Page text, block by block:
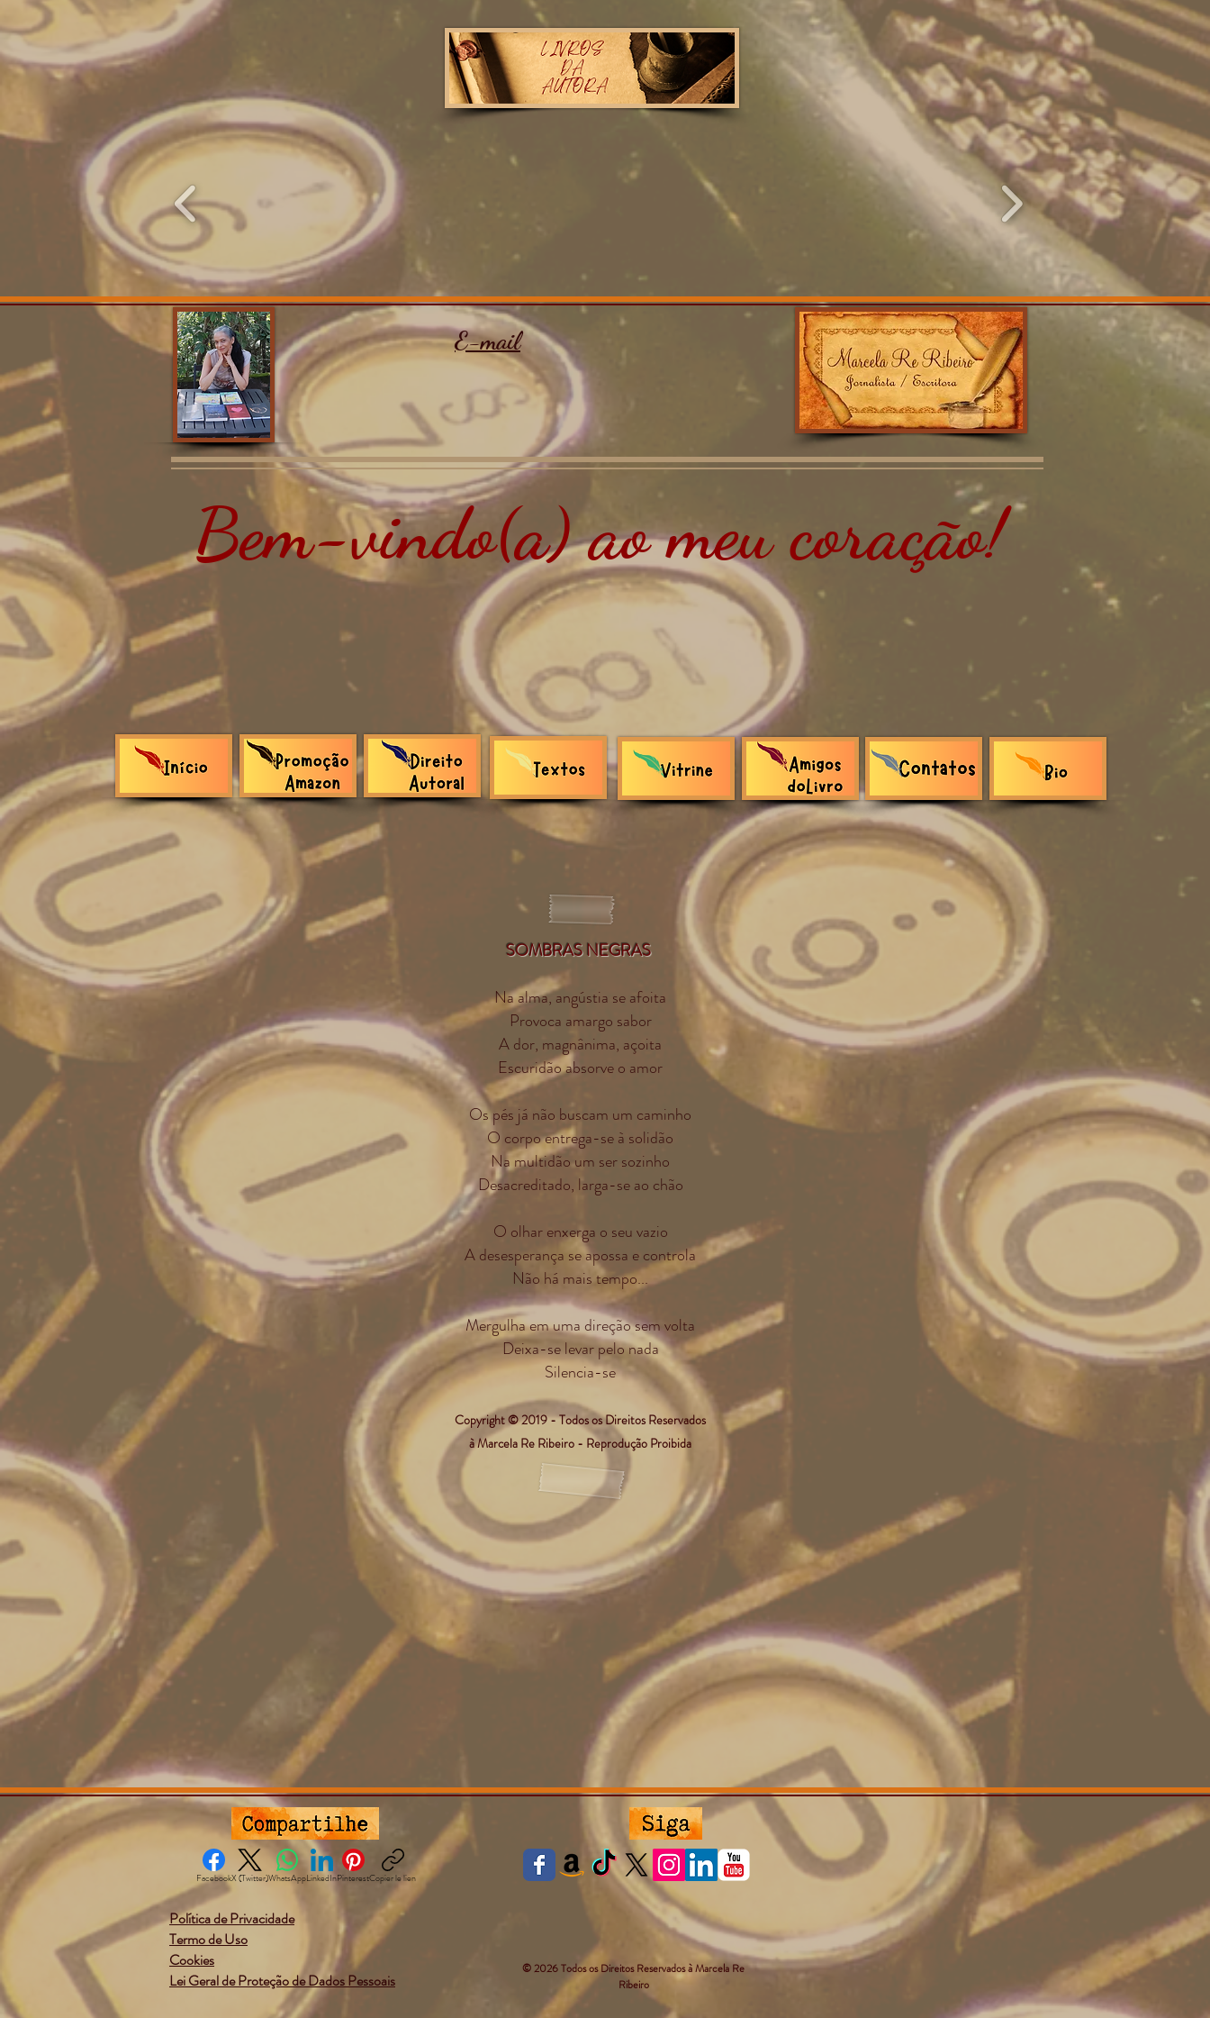
E-mail
Bem-vindo(a) ao meu coração!
SOMBRAS NEGRAS
Na alma, angústia se afoita
Provoca amargo sabor
A dor, magnânima, açoita
Escuridão absorve o amor
Os pés já não buscam um caminho
O corpo entrega-se à solidão
Na multidão um ser sozinho
Desacreditado, larga-se ao chão
O olhar enxerga o seu vazio
A desesperança se apossa e controla
Não há mais tempo...
Mergulha em uma direção sem volta
Deixa-se levar pelo nada
Silencia-se
Copyright © 2019 - Todos os Direitos Reservados
à Marcela Re Ribeiro - Reprodução Proibida
FacebookX (Twitter)WhatsAppLinkedInPinterestCopier le lien
Política de Privacidade
Termo de Uso
Cookies
Lei Geral de Proteção de Dados Pessoais
© 2026 Todos os Direitos Reservados à Marcela Re
Ribeiro